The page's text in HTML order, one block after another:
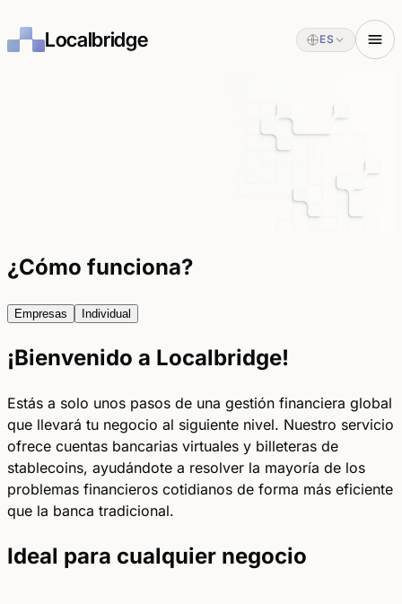
Localbridge ES
¿Cómo funciona?
Empresas Individual
¡Bienvenido a Localbridge!
Estás a solo unos pasos de una gestión financiera global
que llevará tu negocio al siguiente nivel. Nuestro servicio
ofrece cuentas bancarias virtuales y billeteras de
stablecoins, ayudándote a resolver la mayoría de los
problemas financieros cotidianos de forma más eficiente
que la banca tradicional.
Ideal para cualquier negocio